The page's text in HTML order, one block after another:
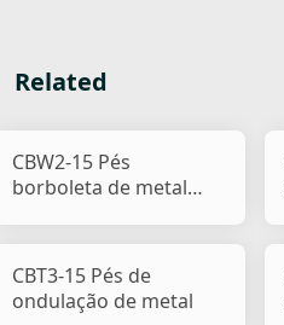
Related
CBW2-15 Pés
borboleta de metal
CBT3-15 Pés de
ondulação de metal